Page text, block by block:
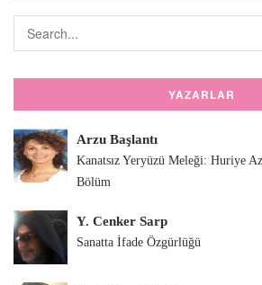
YAZARLAR
Arzu Başlantı
Kanatsız Yeryüzü Meleği: Huriye
Bölüm
Y. Cenker Sarp
Sanatta İfade Özgürlüğü